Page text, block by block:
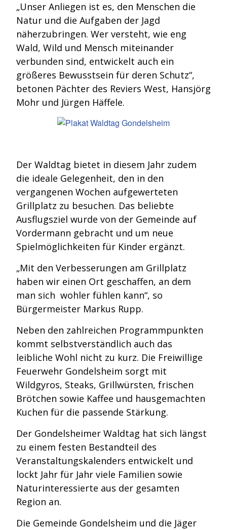
„Unser Anliegen ist es, den Menschen die
Natur und die Aufgaben der Jagd
näherzubringen. Wer versteht, wie eng
Wald, Wild und Mensch miteinander
verbunden sind, entwickelt auch ein
größeres Bewusstsein für deren Schutz“,
betonen Pächter des Reviers West, Hansjörg
Mohr und Jürgen Häffele.
Der Waldtag bietet in diesem Jahr zudem
die ideale Gelegenheit, den in den
vergangenen Wochen aufgewerteten
Grillplatz zu besuchen. Das beliebte
Ausflugsziel wurde von der Gemeinde auf
Vordermann gebracht und um neue
Spielmöglichkeiten für Kinder ergänzt.
„Mit den Verbesserungen am Grillplatz
haben wir einen Ort geschaffen, an dem
man sich wohler fühlen kann“, so
Bürgermeister Markus Rupp.
Neben den zahlreichen Programmpunkten
kommt selbstverständlich auch das
leibliche Wohl nicht zu kurz. Die Freiwillige
Feuerwehr Gondelsheim sorgt mit
Wildgyros, Steaks, Grillwürsten, frischen
Brötchen sowie Kaffee und hausgemachten
Kuchen für die passende Stärkung.
Der Gondelsheimer Waldtag hat sich längst
zu einem festen Bestandteil des
Veranstaltungskalenders entwickelt und
lockt Jahr für Jahr viele Familien sowie
Naturinteressierte aus der gesamten
Region an.
Die Gemeinde Gondelsheim und die Jäger